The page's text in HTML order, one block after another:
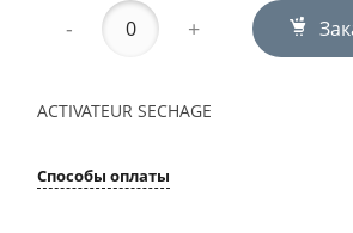
- +
ACTIVATEUR SECHAGE
Способы оплаты